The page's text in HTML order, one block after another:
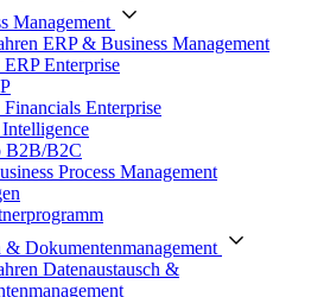
Management
ERP & Business Management
Enterprise
Enterprise
B2B/B2C
Process Management
& Dokumentenmanagement
Datenaustausch &